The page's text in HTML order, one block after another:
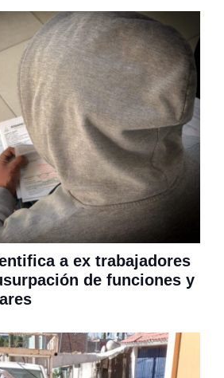
a ex trabajadores
de funciones y